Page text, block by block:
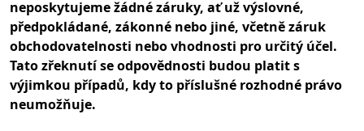
neposkytujeme žádné záruky, ať už výslovné,
předpokládané, zákonné nebo jiné, včetně záruk
obchodovatelnosti nebo vhodnosti pro určitý účel.
Tato zřeknutí se odpovědnosti budou platit s
výjimkou případů, kdy to příslušné rozhodné právo
neumožňuje.